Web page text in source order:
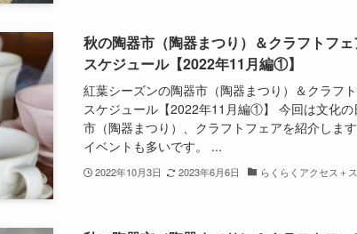
秋の陶器市（陶器まつり）＆クラフトフ
スケジュール【2022年11月編①】
紅葉シーズンの陶器市（陶器まつり）＆クラフ
スケジュール【2022年11月編①】 今回は文化
市（陶器まつり）、クラフトフェアを紹介しま
イベントも多いです。 ...
2022年10月3日 2023年6月6日 らくらくアクセス＋